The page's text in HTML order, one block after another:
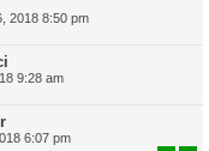
2018 8:50 pm
9:28 am
6:07 pm